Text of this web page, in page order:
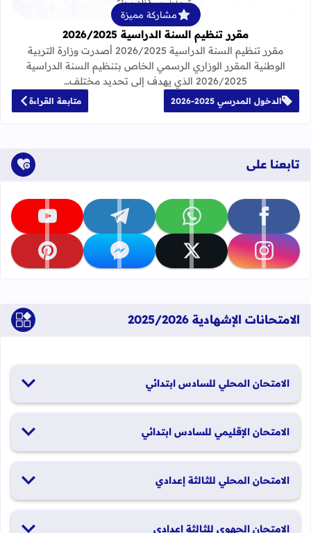
مشاركة مميزة
مقرر تنظيم السنة الدراسية 2026/2025
مقرر تنظيم السنة الدراسية 2026/2025 أصدرت وزارة التربية
الوطنية المقرر الوزاري الرسمي الخاص بتنظيم السنة الدراسية
2026/2025 الذي يهدف إلى تحديد مختلف…
الدخول المدرسي 2025-2026 متابعة القراءة
تابعنا على
تابعنا على facebook تابعنا على whatsapp تابعنا على telegram تابعنا على youtube
تابعنا على instagram تابعنا على x تابعنا على messenger تابعنا على pinterest
الامتحانات الإشهادية 2025/2026
الامتحان المحلي للسادس ابتدائي
الامتحان الإقليمي للسادس ابتدائي
الامتحان المحلي للثالثة إعدادي
الامتحان الجهوي للثالثة إعدادي